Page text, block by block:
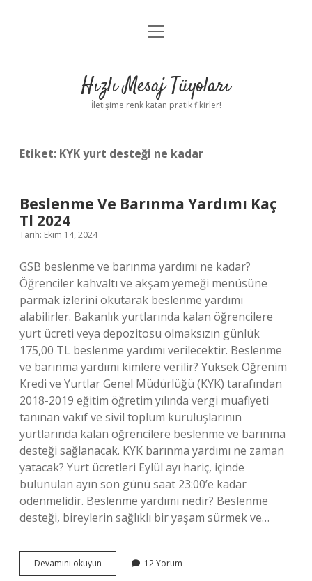
Anasayfa
Yasal Uyarı
menüyü
Hızlı Mesaj Tüyoları
İletişime renk katan pratik fikirler!
Etiket: KYK yurt desteği ne kadar
Beslenme Ve Barınma Yardımı Kaç
Tl 2024
Tarih: Ekim 14, 2024
GSB beslenme ve barınma yardımı ne kadar?
Öğrenciler kahvaltı ve akşam yemeği menüsüne
parmak izlerini okutarak beslenme yardımı
alabilirler. Bakanlık yurtlarında kalan öğrencilere
yurt ücreti veya depozitosu olmaksızın günlük
175,00 TL beslenme yardımı verilecektir. Beslenme
ve barınma yardımı kimlere verilir? Yüksek Öğrenim
Kredi ve Yurtlar Genel Müdürlüğü (KYK) tarafından
2018-2019 eğitim öğretim yılında vergi muafiyeti
tanınan vakıf ve sivil toplum kuruluşlarının
yurtlarında kalan öğrencilere beslenme ve barınma
desteği sağlanacak. KYK barınma yardımı ne zaman
yatacak? Yurt ücretleri Eylül ayı hariç, içinde
bulunulan ayın son günü saat 23:00’e kadar
ödenmelidir. Beslenme yardımı nedir? Beslenme
desteği, bireylerin sağlıklı bir yaşam sürmek ve…
Devamını okuyun Beslenme
Ve
12 Yorum